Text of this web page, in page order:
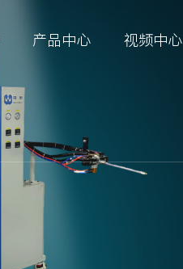
产品中心 视频中心